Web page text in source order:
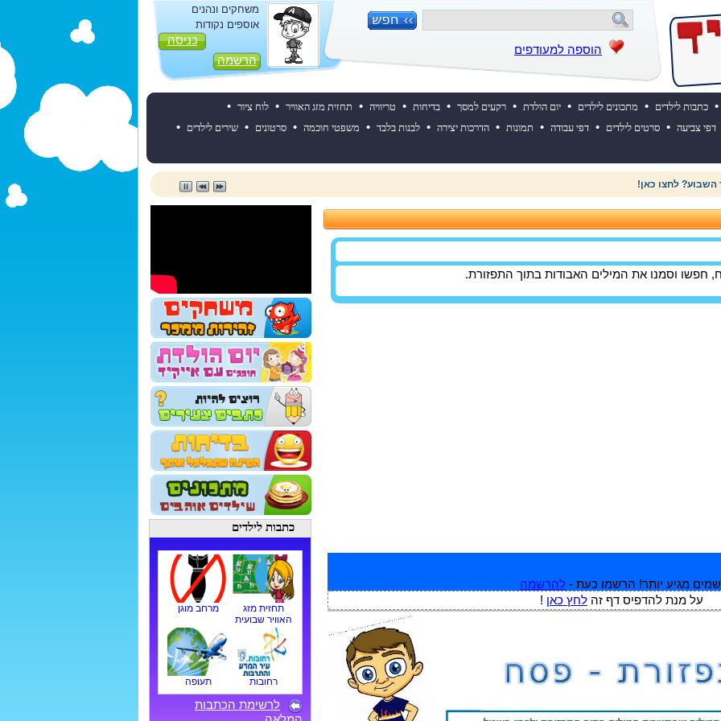
הוספה למעודפים
משחקים ונהנים
אוספים נקודות
כניסה
הרשמה
• כתבות לילדים • מתכונים לילדים • יום הולדת • רקעים למסך • בדיחות • טריוויה • תחזית מזג האוויר • לוח ציור •
דפי צביעה • סרטים לילדים • דפי עבודה • תמונות • הדרכות יצירה • לבנות בלבד • משפטי חוכמה • סרטונים • שירים לילדים •
ההולדת של אייקיד! למעבר לאתר לחצו כאן
חפשו וסמנו את המילים האבודות בתוך התפזורת.
מגיע יותר! הרשמו כעת - להרשמה
על מנת להדפיס דף זה לחץ כאן !
כתבות לילדים
תחזית מזג
האוויר שבועית
מרחב מוגן
רחובות תעופה
לרשימת הכתבות